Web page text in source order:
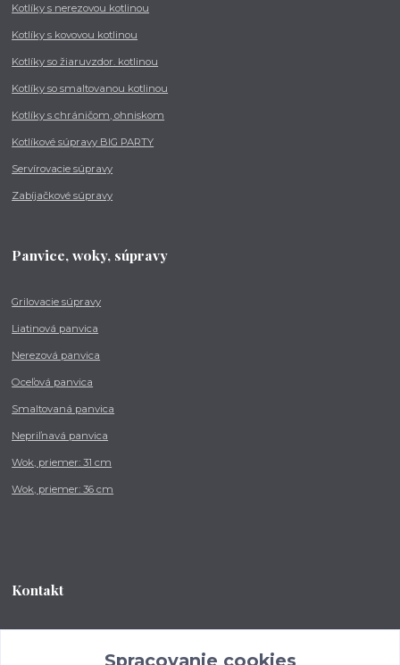
Kotlíky s nerezovou kotlinou
Kotlíky s kovovou kotlinou
Kotlíky so žiaruvzdor. kotlinou
Kotlíky so smaltovanou kotlinou
Kotlíky s chráničom, ohniskom
Kotlíkové súpravy BIG PARTY
Servírovacie súpravy
Zabíjačkové súpravy
Panvice, woky, súpravy
Grilovacie súpravy
Liatinová panvica
Nerezová panvica
Oceľová panvica
Smaltovaná panvica
Nepriľnavá panvica
Wok, priemer: 31 cm
Wok, priemer: 36 cm
Kontakt
od 8:00 - do 16:00 hodSpracovanie cookies